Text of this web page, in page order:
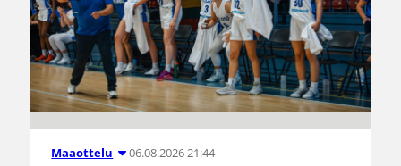
Maaottelu 06.08.2026 21:44